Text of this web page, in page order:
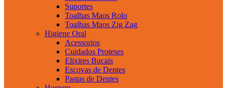
Suportes
Toalhas Maos Rolo
Toalhas Maos Zig Zag
Higiene Oral
Acessorios
Cuidados Proteses
Elixires Bucais
Escovas de Dentes
Pastas de Dentes